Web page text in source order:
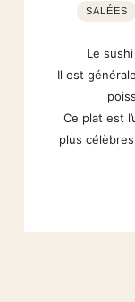
SALÉES
Le
Il est
Ce plat est
plus